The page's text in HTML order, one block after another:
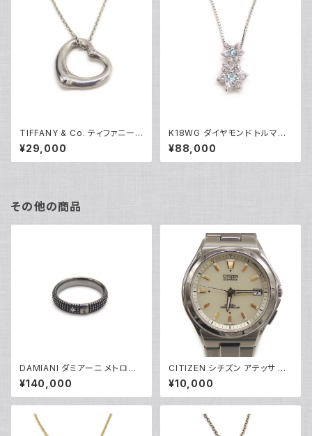
TIFFANY & Co. ティファニー
エレサペレッティ オープンハー
ト 1Pダイヤ ペンダント ネックレ
ス シルバー925 アズキチェーン
¥29,000
K18WG ダイヤモンド トルマリ
ン フラワーデザイン ペンダント
ネックレス 18金 ホワイトゴール
ド ベネチアンチェーン Y05100
¥88,000
その他の商品
DAMIANI ダミアーニ メトロポ
リタンドリーム 1Pダイヤモンド
リング K18WG 18金 指輪 17号
Y05256
¥140,000
CITIZEN シチズン アテッサ エ
コドライブ ソーラー 電波時計 H
110-T011331 白文字盤 Y052
79
¥10,000